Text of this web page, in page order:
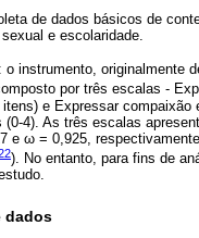
de dados básicos de
e escolaridade.
: o instrumento, originalmente
por três escalas -
e Expressar
4). As três escalas
ω = 0,925,
). No entanto, para fins de
dados